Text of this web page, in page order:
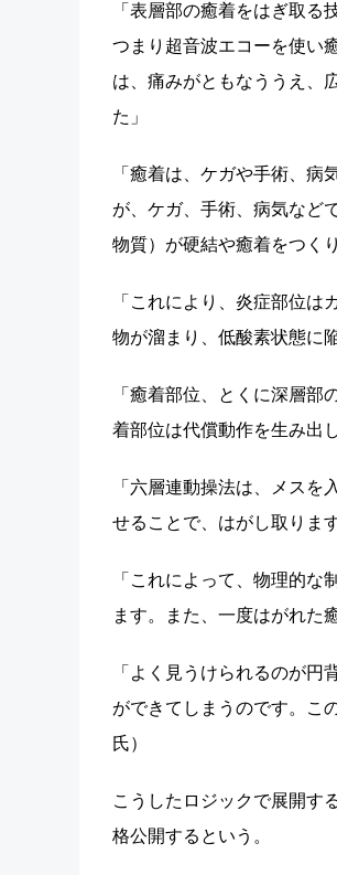
「表層部の癒着をはぎ取る
つまり超音波エコーを使い
は、痛みがともなううえ、
た」
「癒着は、ケガや手術、
が、ケガ、手術、病気など
物質）が硬結や癒着をつく
「これにより、炎症部位
物が溜まり、低酸素状態に
「癒着部位、とくに深層
着部位は代償動作を生み出
「六層連動操法は、メス
せることで、はがし取ります
「これによって、物理的
ます。また、一度はがれた
「よく見うけられるのが
ができてしまうのです。こ
氏）
こうしたロジックで展開す
格公開するという。